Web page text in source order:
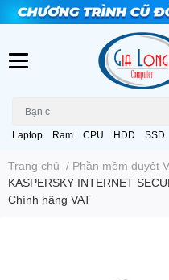
Laptop Ram CPU HDD SSD
Trang chủ / Phần mềm duyệt
KASPERSKY INTERNET
Chính hãng VAT